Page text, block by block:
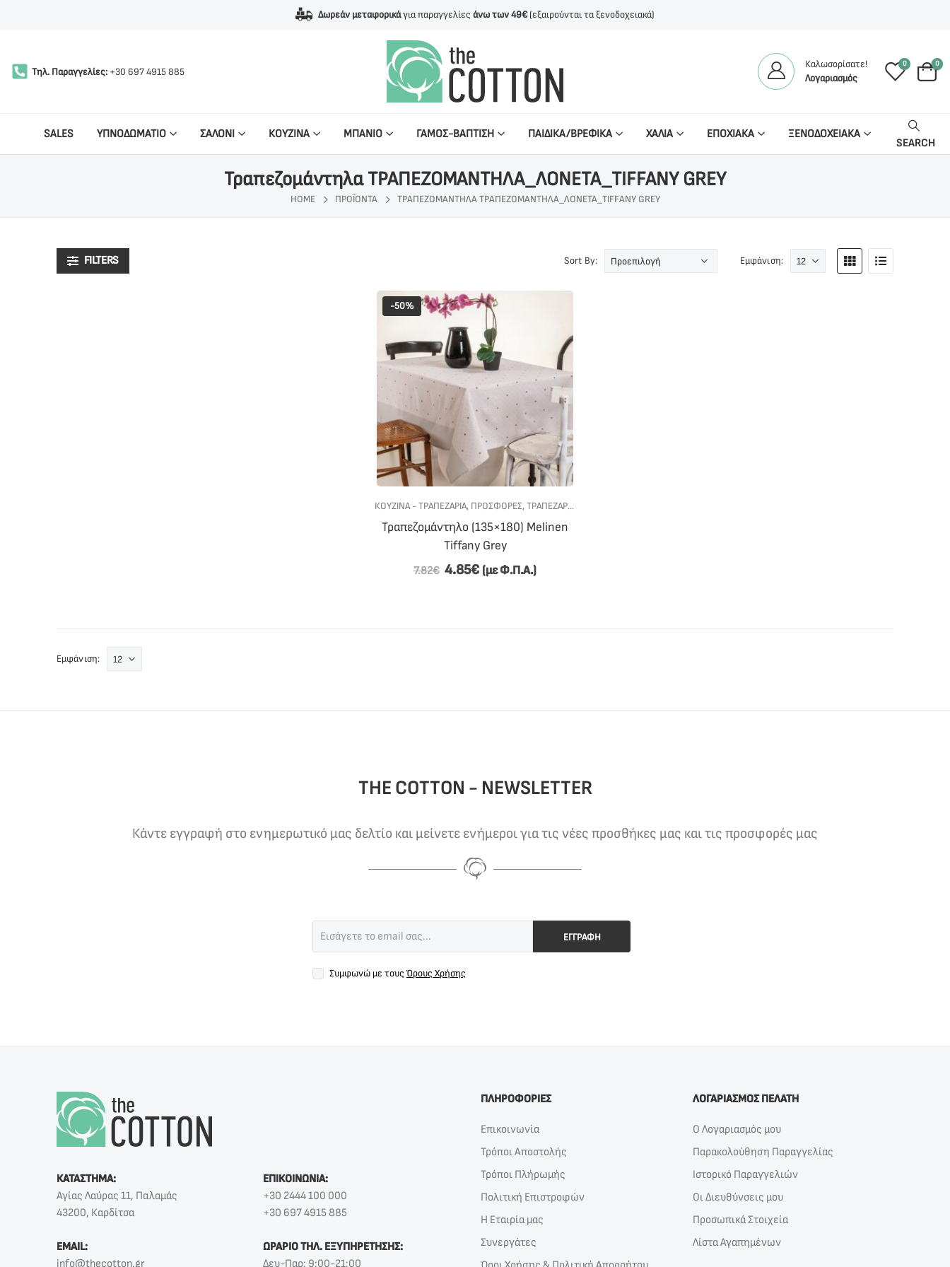
Δωρεάν μεταφορικάγια παραγγελίες άνω των 49€(εξαιρούνται τα ξενοδοχειακά)
Τηλ. Παραγγελίες: +30 697 4915 885
Καλωσορίσατε!
Λογαριασμός
0 0
SALES ΥΠΝΟΔΩΜΑΤΙΟ ΣΑΛΟΝΙ ΚΟΥΖΙΝΑ ΜΠΑΝΙΟ ΓΑΜΟΣ-ΒΑΠΤΙΣΗ ΠΑΙΔΙΚΑ/ΒΡΕΦΙΚΑ ΧΑΛΙΑ ΕΠΟΧΙΑΚΑ ΞΕΝΟΔΟΧΕΙΑΚΑ
SEARCH
Τραπεζομάντηλα ΤΡΑΠΕΖΟΜΑΝΤΗΛΑ_ΛΟΝΕΤΑ_TIFFANY GREY
HOME ΠΡΟΪΌΝΤΑ ΤΡΑΠΕΖΟΜΆΝΤΗΛΑ ΤΡΑΠΕΖΟΜΑΝΤΗΛΑ_ΛΟΝΕΤΑ_TIFFANY GREY
FILTERS Sort By: Εμφάνιση:
-50%
ΚΟΥΖΙΝΑ - ΤΡΑΠΕΖΑΡΙΑ, ΠΡΟΣΦΟΡΕΣ,ΤΡΑΠΕΖΑΡΙΑ
Τραπεζομάντηλο (135×180) Melinen
Tiffany Grey
7.82€ 4.85€ (με Φ.Π.Α.)
Εμφάνιση:
THE COTTON - NEWSLETTER
Κάντε εγγραφή στο ενημερωτικό μας δελτίο και μείνετε ενήμεροι για τις νέες προσθήκες μας και τις προσφορές μας
ΕΓΓΡΑΦΗ
Συμφωνώ με τους Όρους Χρήσης
ΚΑΤΑΣΤΗΜΑ:
Αγίας Λαύρας 11, Παλαμάς
43200, Καρδίτσα
ΕΠΙΚΟΙΝΩΝΙΑ:
+30 2444 100 000
+30 697 4915 885
EMAIL:
info@thecotton.gr
ΩΡΑΡΙΟ ΤΗΛ. ΕΞΥΠΗΡΕΤΗΣΗΣ:
Δευ-Παρ: 9:00-21:00
ΠΛΗΡΟΦΟΡΙΕΣ
Επικοινωνία
Τρόποι Αποστολής
Τρόποι Πλήρωμής
Πολιτική Επιστροφών
Η Εταιρία μας
Συνεργάτες
ΛΟΓΑΡΙΑΣΜΟΣ ΠΕΛΑΤΗ
Ο Λογαριασμός μου
Παρακολούθηση Παραγγελίας
Ιστορικό Παραγγελιών
Οι Διευθύνσεις μου
Προσωπικά Στοιχεία
Λίστα Αγαπημένων